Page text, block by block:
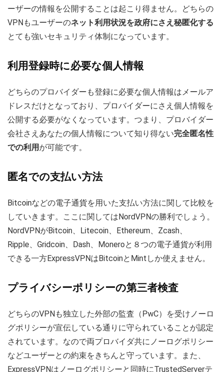
ーザーの情報を公開することは起こり得ません。どちらの
VPNもユーザーのネット利用状況を政府にさえ秘匿化する
とても強いセキュリティ体制になっています。
利用登録時に必要な個人情報
どちらのプロバイダーも登録に必要な個人情報はメールア
ドレスだけとなっており、プロバイダーにさえ個人情報を
公開する必要がなくなっています。つまり、プロバイダー
会社さえあなたの個人情報について知り得ない完全匿名性
での利用 が可能です。
匿名での支払い方法
Bitcoinなどの電子通貨を用いた支払い方法に関して比較を
していきます。ここに関してはNordVPNの勝利でしょう。
NordVPNがBitcoin、Litecoin、Ethereum、Zcash、
Ripple、Gridcoin、Dash、Moneroと８つの電子通貨が利用
できる一方ExpressVPNはBitcoinとMintしか使えません。
プライバシーポリシーの第三者検査
どちらのVPNも独立した外部の監査（PwC）を受けノーロ
グポリシーが宣伝している通りに守られていることが認定
されています。なので両プロバイダ共にノーログポリシー
などユーザーとの約束をきちんと守っています。また、
ExpressVPNはノーログポリシーと同時にTrustedServerテ